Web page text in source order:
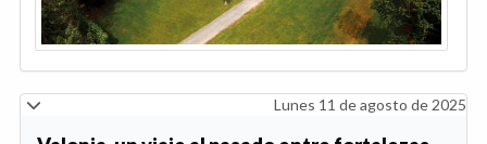
Lunes 11 de agosto de 2025